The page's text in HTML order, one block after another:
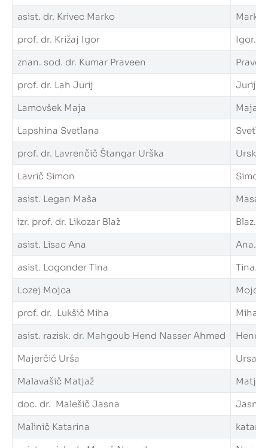
asist. dr. Krivec Marko
prof. dr. Križaj Igor
znan. sod. dr. Kumar Praveen
prof. dr. Lah Jurij
Lamovšek Maja
Lapshina Svetlana
prof. dr. Lavrenčič Štangar Urška
Lavrič Simon
asist. Legan Maša
izr. prof. dr. Likozar Blaž
asist. Lisac Ana
asist. Logonder Tina
Lozej Mojca
prof. dr. Lukšič Miha
asist. razisk. dr. Mahgoub Hend Nasser Ahmed
Majerčič Urša
Malavašič Matjaž
doc. dr. Malešič Jasna
Malinič Katarina